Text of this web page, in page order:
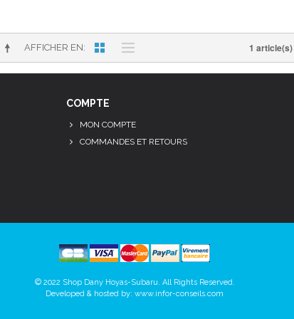
AFFICHER EN 1 article(s)
COMPTE
MON COMPTE
COMMANDES ET RETOURS
© 2022 Shop Dany Hoyas-Subaru. All Rights Reserved.
Developed & hosted by: www.infor-conseils.com